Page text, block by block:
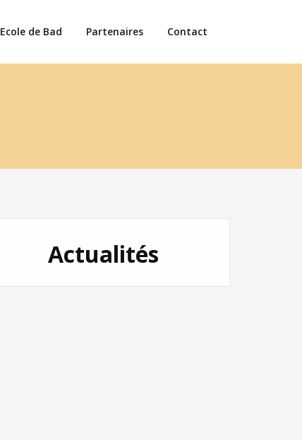
Ecole de Bad Partenaires Contact
Actualités